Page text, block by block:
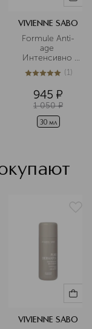
за трендами,
для
VIVIENNE SABO
Formule Anti-
age
Интенсивно
сыворотка
5из 51 (1)
945 ¤
1 050 ¤
30 мл
VIVIENNE SABO